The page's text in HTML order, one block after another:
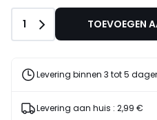
€
26%Aantal
1 TOEVOEGEN
Levering binnen 3 tot 5
Levering aan huis : 2,99 €